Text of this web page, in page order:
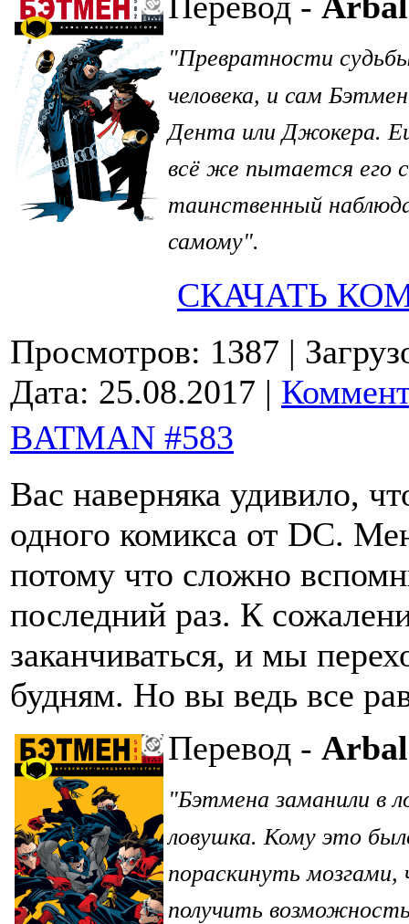
"Превратности
человека, и сам
Дента или Джокера.
всё же пытается его
таинственный
самому".
СКАЧАТЬ
Просмотров: 1387 |
Дата: 25.08.2017 |
BATMAN #583
Вас наверняка удивило,
одного комикса от DC.
потому что сложно
последний раз. К
заканчиваться, и мы
будням. Но вы ведь все
Перевод -
"Бэтмена заманили в
ловушка. Кому это
пораскинуть
получить